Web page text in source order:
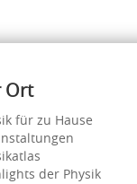
Ort
für zu Hause
der Physik